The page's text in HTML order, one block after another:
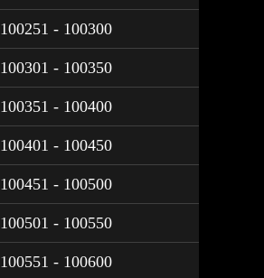
100251 - 100300
100301 - 100350
100351 - 100400
100401 - 100450
100451 - 100500
100501 - 100550
100551 - 100600